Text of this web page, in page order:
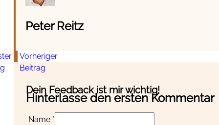
Peter Reitz
Vorheriger
Beitrag
Dein Feedback ist mir wichtig!
Hinterlasse den ersten Kommentar
Name *